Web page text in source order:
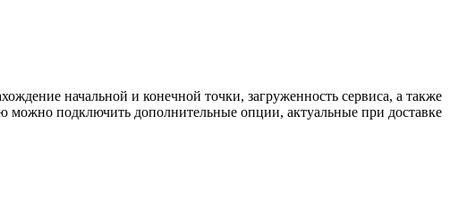
начальной и конечной точки, загруженность сервиса, а также
можно подключить дополнительные опции, актуальные при доставке